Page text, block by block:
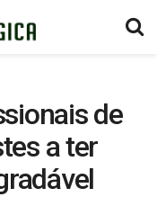
de
a ter